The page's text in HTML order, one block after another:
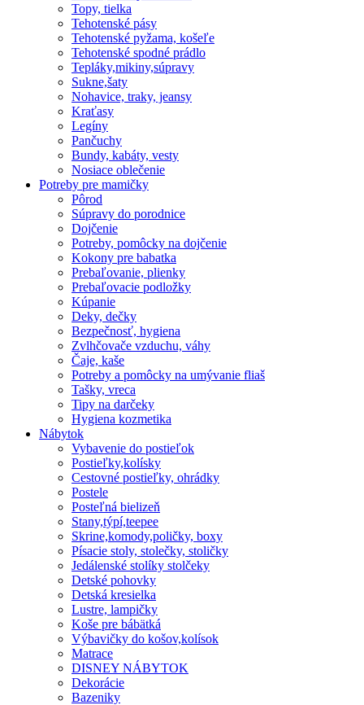
Topy, tielka
Tehotenské pásy
Tehotenské pyžama, košeľe
Tehotenské spodné prádlo
Tepláky,mikiny,súpravy
Sukne,šaty
Nohavice, traky, jeansy
Kraťasy
Legíny
Pančuchy
Bundy, kabáty, vesty
Nosiace oblečenie
Potreby pre mamičky
Pôrod
Súpravy do porodnice
Dojčenie
Potreby, pomôcky na dojčenie
Kokony pre babatka
Prebaľovanie, plienky
Prebaľovacie podložky
Kúpanie
Deky, dečky
Bezpečnosť, hygiena
Zvlhčovače vzduchu, váhy
Čaje, kaše
Potreby a pomôcky na umývanie fliaš
Tašky, vreca
Tipy na darčeky
Hygiena kozmetika
Nábytok
Vybavenie do postieľok
Postieľky,kolísky
Cestovné postieľky, ohrádky
Postele
Posteľná bielizeň
Stany,týpí,teepee
Skrine,komody,poličky, boxy
Písacie stoly, stolečky, stoličky
Jedálenské stolíky stolčeky
Detské pohovky
Detská kresielka
Lustre, lampičky
Koše pre bábätká
Výbavičky do košov,kolísok
Matrace
DISNEY NÁBYTOK
Dekorácie
Bazeniky